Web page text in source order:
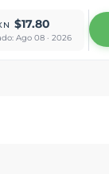
$17.80
Ago 08 · 2026